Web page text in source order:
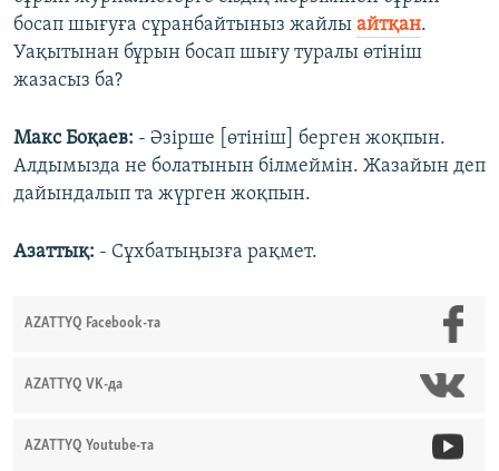
босап шығуға сұранбайтыныз жайлы айтқан.
Уақытынан бұрын босап шығу туралы өтініш
жазасыз ба?
Макс Боқаев: - Әзірше [өтініш] берген жоқпын.
Алдымызда не болатынын білмеймін. Жазайын деп
дайындалып та жүрген жоқпын.
Азаттық: - Сұхбатыңызға рақмет.
AZATTYQ Facebook-та
AZATTYQ VK-да
AZATTYQ Youtube-та